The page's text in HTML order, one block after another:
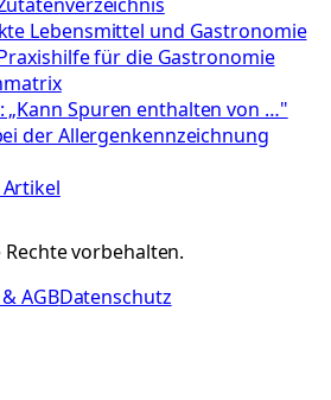
Lebensmittel und Gastronomie
für die Gastronomie
„Kann Spuren enthalten von …"
der Allergenkennzeichnung
vorbehalten.
AGBDatenschutz